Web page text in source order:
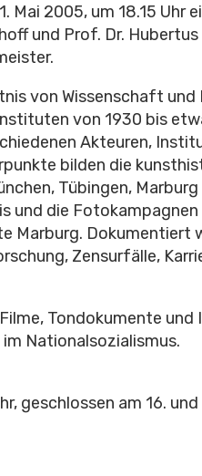
2005, um 18.15 Uhr
und Prof. Dr.
von Wissenschaft und
von 1930 bis
Akteuren,
bilden die
Tübingen,
und die Fotokampagnen
Marburg. Dokumentiert
Zensurfälle,
Tondokumente
Nationalsozialismus.
geschlossen am 16.